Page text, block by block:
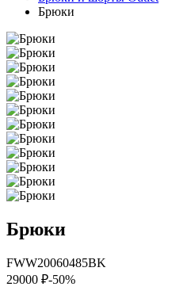
Брюки
Брюки
FWW20060485BK
29000 ₽-50%